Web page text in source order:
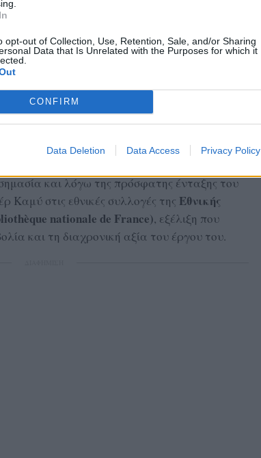
opt-out of Collection, Use, Retention, Sale, and/or Sharing
Data that Is Unrelated with the Purposes for which it
CONFIRM
Data Deletion Data Access Privacy Policy
σπάνια ηχητικά ντοκουμέντα με τη φωνή
και από αναγνώσεις χαρακτηριστικών
τις έννοιες της ελευθερίας, της
και της αναζήτησης νοήματος που
δημιουργού
και λόγω της πρόσφατης ένταξης του
Καμύ στις εθνικές συλλογές της Εθνικής
nationale de France), εξέλιξη που
και τη διαχρονική αξία του έργου του.